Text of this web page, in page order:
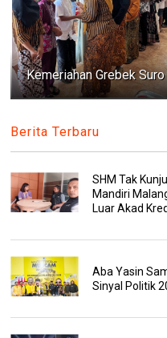
Kemeriahan Grebek
Berita Terbaru
SHM Tak
Mandiri
Luar Akad
Aba Yasin
Sinyal Politik